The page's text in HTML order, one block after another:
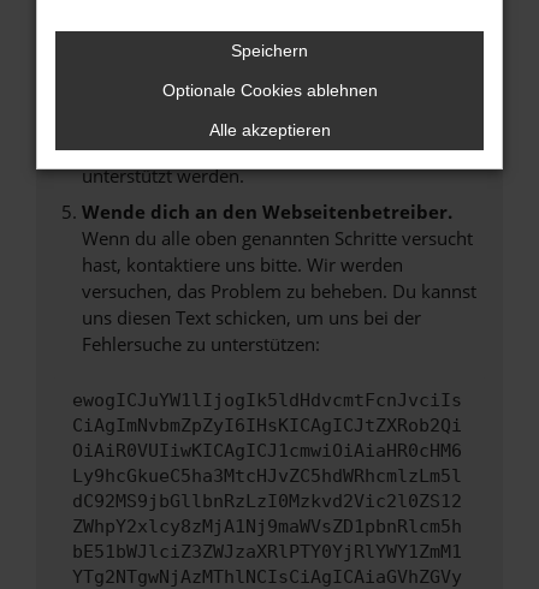
Betriebssystem auf dem neuesten Stand
Veraltete Software birgt nicht nur ein
Sicherheitsrisiko, sondern kann auch dazu
führen, dass bestimmte Funktionen nicht mehr
unterstützt werden.
Wende dich an den Webseitenbetreiber.
Wenn du alle oben genannten Schritte versucht
hast, kontaktiere uns bitte. Wir werden
versuchen, das Problem zu beheben. Du kannst
uns diesen Text schicken, um uns bei der
Fehlersuche zu unterstützen:
ewogICJuYW1lIjogIk5ldHdvcmtFcnJvciIs
CiAgImNvbmZpZyI6IHsKICAgICJtZXRob2Qi
OiAiR0VUIiwKICAgICJ1cmwiOiAiaHR0cHM6
Ly9hcGkueC5ha3MtcHJvZC5hdWRhcmlzLm5l
dC92MS9jbGllbnRzLzI0Mzkvd2Vic2l0ZS12
ZWhpY2xlcy8zMjA1Nj9maWVsZD1pbnRlcm5h
bE51bWJlciZ3ZWJzaXRlPTY0YjRlYWY1ZmM1
YTg2NTgwNjAzMThlNCIsCiAgICAiaGVhZGVy
Speichern
Optionale Cookies ablehnen
Alle akzeptieren